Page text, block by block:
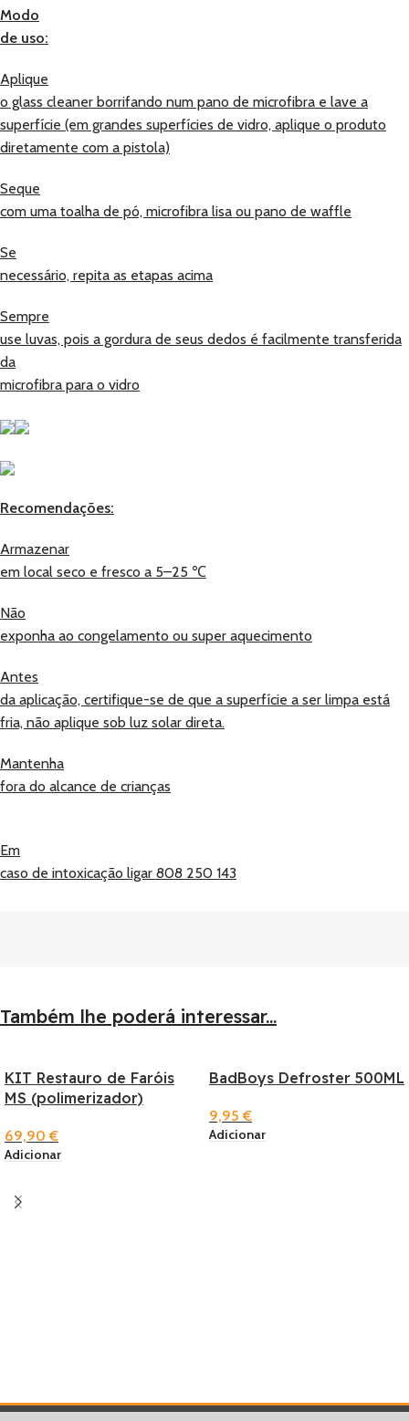
Modo
de uso:
Aplique
o glass cleaner borrifando num pano de microfibra e lave a
superfície (em grandes superfícies de vidro, aplique o produto
diretamente com a pistola)
Seque
com uma toalha de pó, microfibra lisa ou pano de waffle
Se
necessário, repita as etapas acima
Sempre
use luvas, pois a gordura de seus dedos é facilmente transferida
da
microfibra para o vidro
Recomendações:
Armazenar
em local seco e fresco a 5–25 ℃
Não
exponha ao congelamento ou super aquecimento
Antes
da aplicação, certifique-se de que a superfície a ser limpa está
fria, não aplique sob luz solar direta.
Mantenha
fora do alcance de crianças
Em
caso de intoxicação ligar 808 250 143
Também lhe poderá interessar...
KIT Restauro de Faróis
MS (polimerizador)
69,90€
Adicionar
BadBoys Defroster 500ML
9,95€
Adicionar